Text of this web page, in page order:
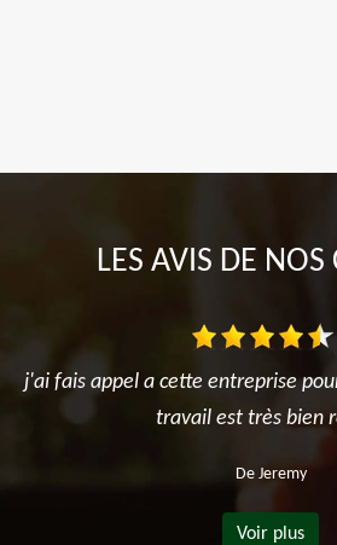
LES AVIS DE NOS
j'ai fais appel a cette entreprise
travail est très bien
De Jeremy
Voir plus